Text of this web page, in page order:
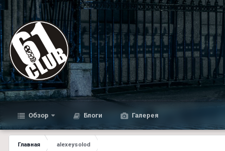
Обзор Блоги Галерея
Главная alexeysolod